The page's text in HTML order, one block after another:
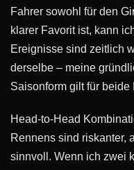
Fahrer sowohl für den
klarer Favorit ist, kann
Ereignisse sind zeitlich
derselbe – meine
Saisonform gilt für
Head-to-Head
Rennens sind riskanter,
sinnvoll. Wenn ich zwei